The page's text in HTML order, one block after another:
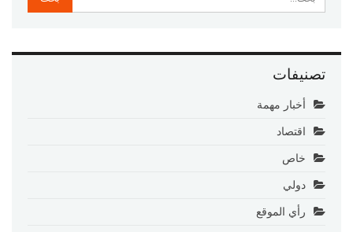
تصنيفات
أخبار مهمة
اقتصاد
خاص
دولي
رأي الموقع